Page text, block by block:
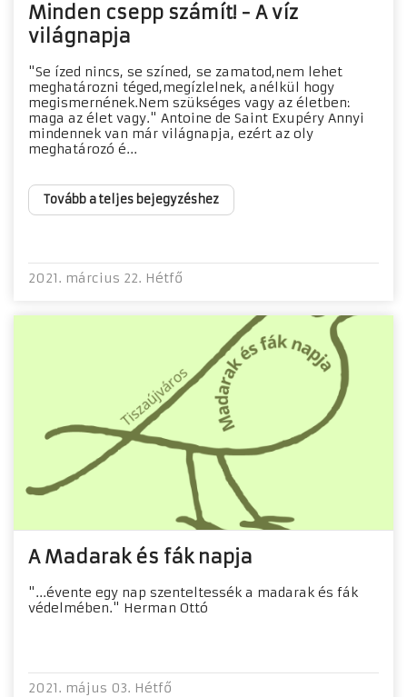
Minden csepp számít! - A víz
világnapja
"Se ízed nincs, se színed, se zamatod,nem lehet
meghatározni téged,megízlelnek, anélkül hogy
megismernének.Nem szükséges vagy az életben:
maga az élet vagy." Antoine de Saint Exupéry Annyi
mindennek van már világnapja, ezért az oly
meghatározó é...
Tovább a teljes bejegyzéshez
2021. március 22. Hétfő
A Madarak és fák napja
"...évente egy nap szenteltessék a madarak és fák
védelmében." Herman Ottó
2021. május 03. Hétfő